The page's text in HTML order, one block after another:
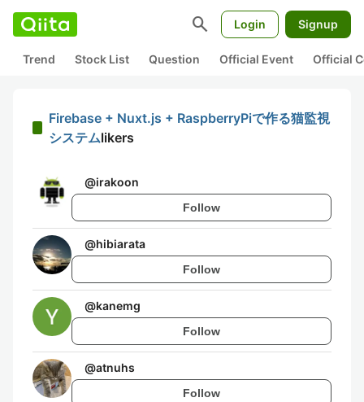
search Login Signup
Trend Stock List Question Official Event Official
Firebase + Nuxt.js + RaspberryPiで作る猫監視
システムlikers
@irakoon
Follow
@hibiarata
Follow
@kanemg
Follow
@atnuhs
Follow